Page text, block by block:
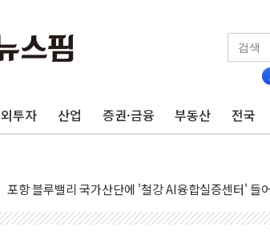
투자 산업 증권·금융 부동산 전국
상주 낙동강 선착장 하류서 50대 숨진 채 발견...경찰,
[종합] 김민석, 정청래에 누적 '1.48%p' 차 선두 유